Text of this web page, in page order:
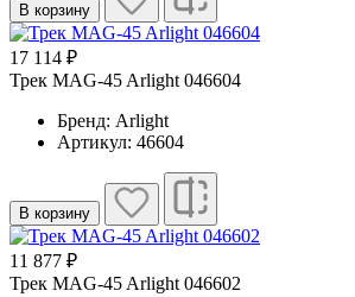
В корзину
17 114 ₽
Трек MAG-45 Arlight 046604
Бренд: Arlight
Артикул: 46604
В корзину
11 877 ₽
Трек MAG-45 Arlight 046602